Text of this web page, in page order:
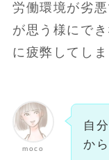
労働環境が劣
が思う様にで
に疲弊してし
moco
自
か